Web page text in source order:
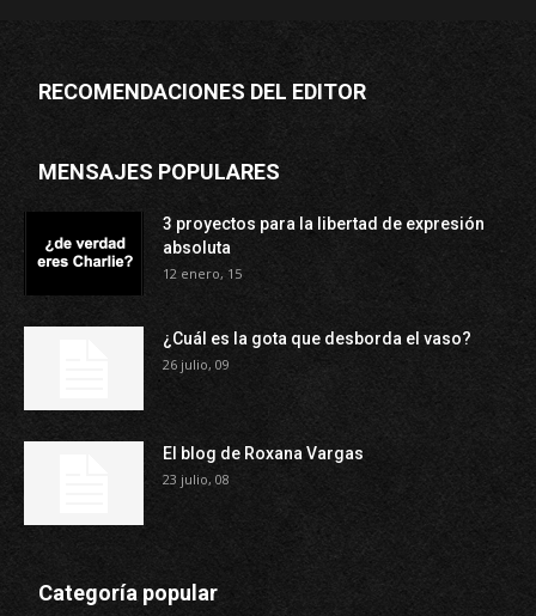
RECOMENDACIONES DEL EDITOR
MENSAJES POPULARES
3 proyectos para la libertad de expresión
absoluta
12 enero, 15
¿Cuál es la gota que desborda el vaso?
26 julio, 09
El blog de Roxana Vargas
23 julio, 08
Categoría popular